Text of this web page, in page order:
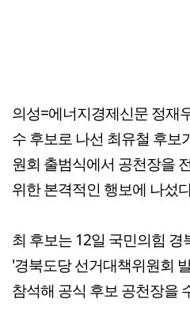
의성=에너지경제신문 정재
수 후보로 나선 최유철 후보
원회 출범식에서 공천장을
위한 본격적인 행보에 나섰
최 후보는 12일 국민의힘
'경북도당 선거대책위원회
참석해 공식 후보 공천장을